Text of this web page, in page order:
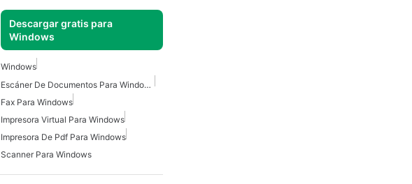
Descargar gratis para
Windows
Windows
Escáner De Documentos Para Windows
Fax Para Windows
Impresora Virtual Para Windows
Impresora De Pdf Para Windows
Scanner Para Windows